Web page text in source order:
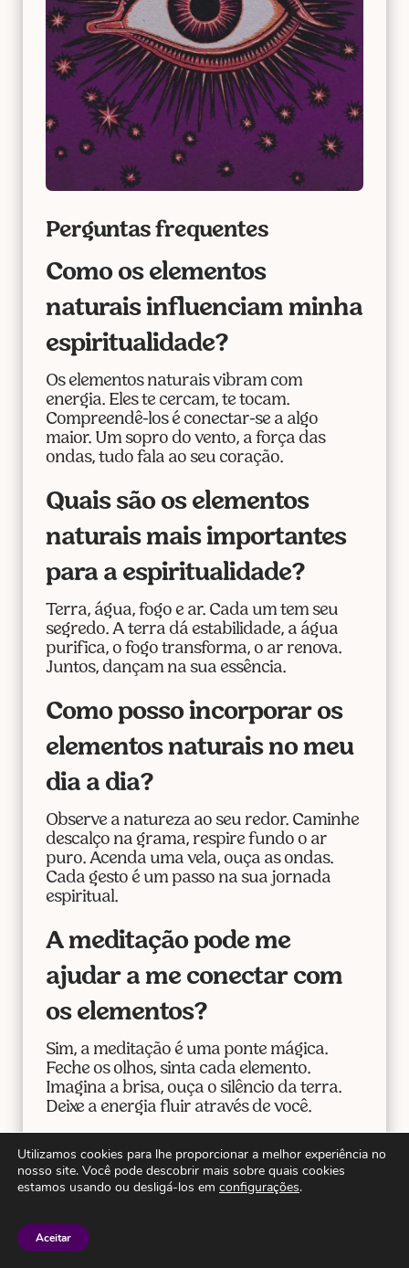
Perguntas frequentes
Como os elementos
naturais influenciam minha
espiritualidade?
Os elementos naturais vibram com
energia. Eles te cercam, te tocam.
Compreendê-los é conectar-se a algo
maior. Um sopro do vento, a força das
ondas, tudo fala ao seu coração.
Quais são os elementos
naturais mais importantes
para a espiritualidade?
Terra, água, fogo e ar. Cada um tem seu
segredo. A terra dá estabilidade, a água
purifica, o fogo transforma, o ar renova.
Juntos, dançam na sua essência.
Como posso incorporar os
elementos naturais no meu
dia a dia?
Observe a natureza ao seu redor. Caminhe
descalço na grama, respire fundo o ar
puro. Acenda uma vela, ouça as ondas.
Cada gesto é um passo na sua jornada
espiritual.
A meditação pode me
ajudar a me conectar com
os elementos?
Sim, a meditação é uma ponte mágica.
Feche os olhos, sinta cada elemento.
Imagina a brisa, ouça o silêncio da terra.
Deixe a energia fluir através de você.
Como “Os Elementos
Naturais e a Espiritualidade
no Dia a Dia” podem
melhorar minha vida?
Utilizamos cookies para lhe proporcionar a melhor experiência no
nosso site. Você pode descobrir mais sobre quais cookies
estamos usando ou desligá-los em configurações.
Aceitar